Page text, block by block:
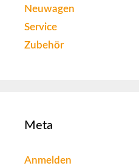
Neuwagen
Service
Zubehör
Meta
Anmelden